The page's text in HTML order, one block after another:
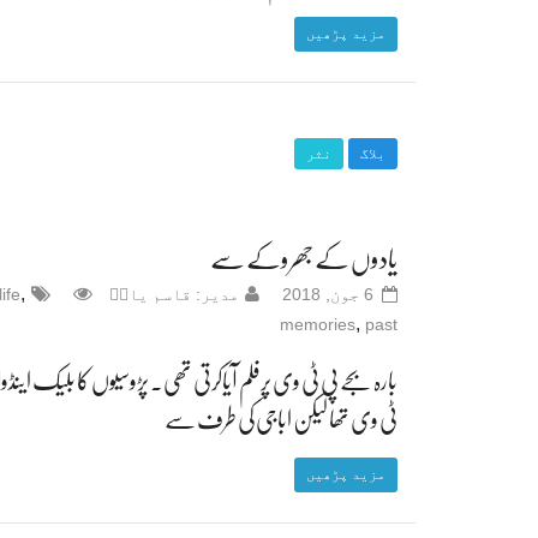
مزید پڑھیں
بلاگ نثر
یادوں کے جھروکے سے
6 جون, 2018 مدیر: قاسم یادؔ life,
memories, past
بارہ بجے پی ٹی وی پرفلم آیاکرتی تھی۔ پڑوسیوں کا بلیک
ٹی وی تھا لیکن اباجی کی طرف سے
مزید پڑھیں